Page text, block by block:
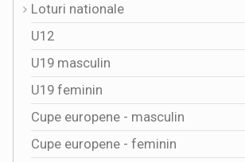
Loturi nationale
U12
U19 masculin
U19 feminin
Cupe europene - masculin
Cupe europene - feminin